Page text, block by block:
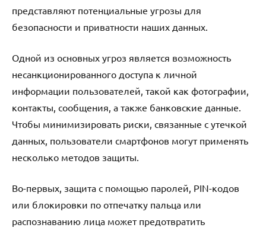
представляют потенциальные угрозы для
безопасности и приватности наших данных.
Одной из основных угроз является возможность
несанкционированного доступа к личной
информации пользователей, такой как фотографии,
контакты, сообщения, а также банковские данные.
Чтобы минимизировать риски, связанные с утечкой
данных, пользователи смартфонов могут применять
несколько методов защиты.
Во-первых, защита с помощью паролей, PIN-кодов
или блокировки по отпечатку пальца или
распознаванию лица может предотвратить